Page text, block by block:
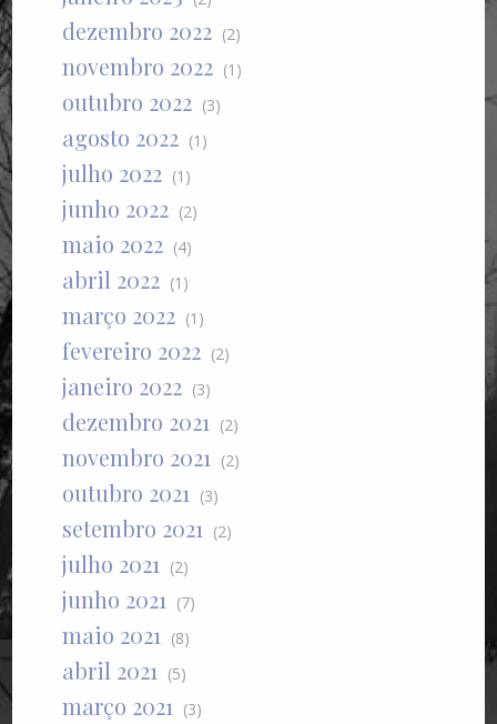
dezembro 2022 (2)
novembro 2022 (1)
outubro 2022 (3)
agosto 2022 (1)
julho 2022 (1)
junho 2022 (2)
maio 2022 (4)
abril 2022 (1)
março 2022 (1)
fevereiro 2022 (2)
janeiro 2022 (3)
dezembro 2021 (2)
novembro 2021 (2)
outubro 2021 (3)
setembro 2021 (2)
julho 2021 (2)
junho 2021 (7)
maio 2021 (8)
abril 2021 (5)
março 2021 (3)